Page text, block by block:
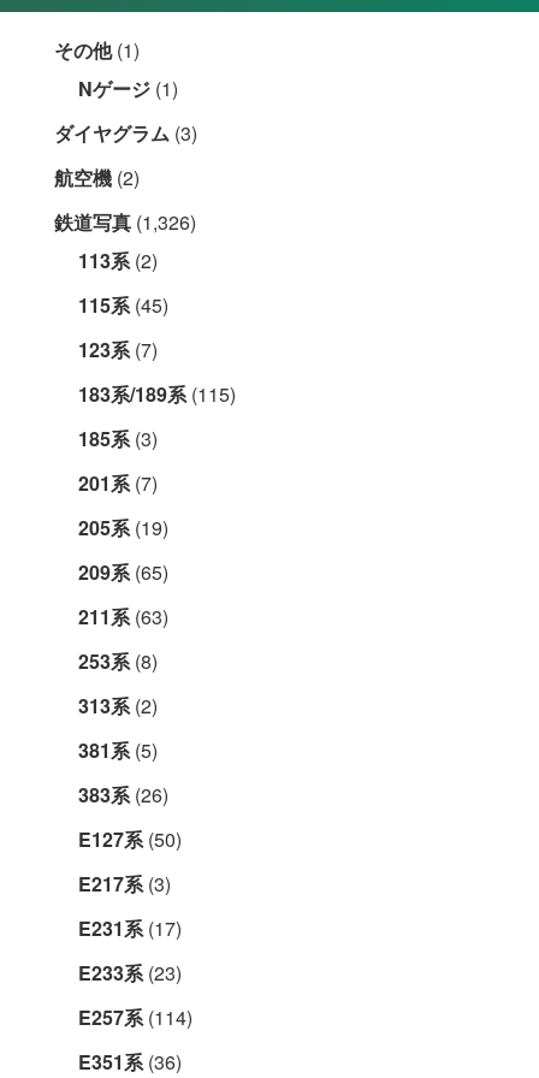
その他(1)
Nゲージ (1)
ダイヤグラム (3)
航空機 (2)
鉄道写真 (1,326)
113系(2)
115系(45)
123系(7)
183系/189系(115)
185系(3)
201系(7)
205系(19)
209系(65)
211系(63)
253系(8)
313系(2)
381系(5)
383系(26)
E127系(50)
E217系(3)
E231系(17)
E233系(23)
E257系(114)
E351系(36)